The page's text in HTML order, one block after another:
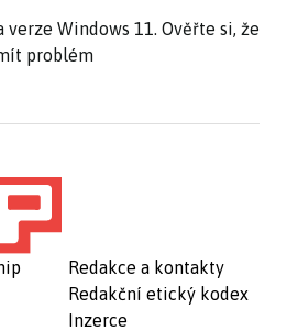
Windows 11. Ověřte si, že
problém
Redakce a kontakty
Redakční etický kodex
Inzerce